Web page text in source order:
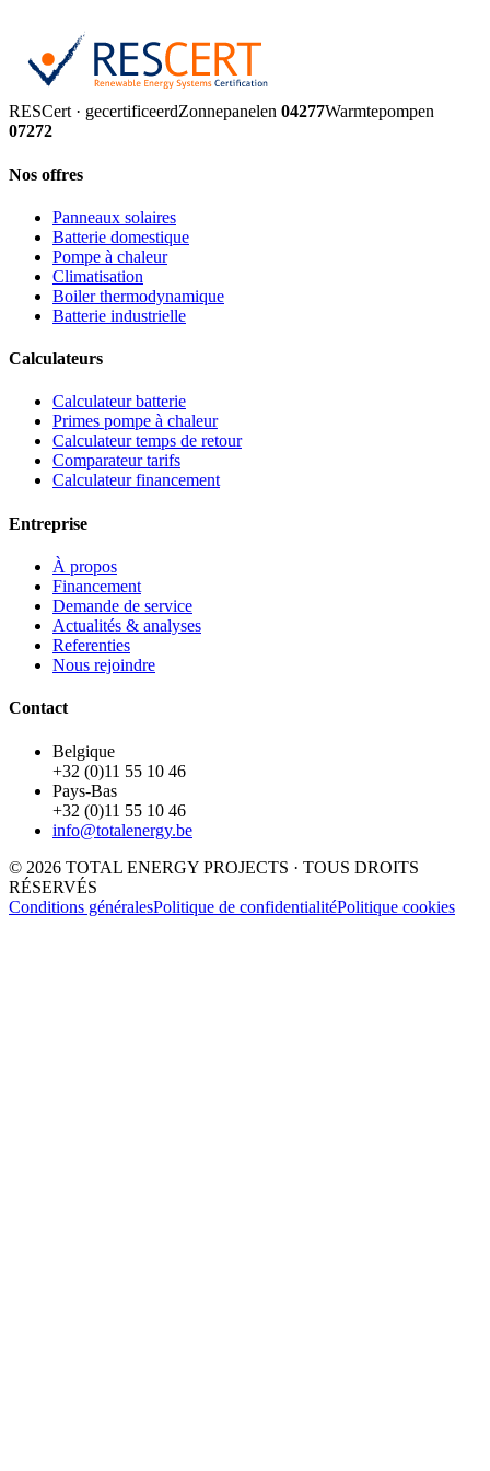
RESCert · gecertificeerdZonnepanelen 04277Warmtepompen
07272
Nos offres
Panneaux solaires
Batterie domestique
Pompe à chaleur
Climatisation
Boiler thermodynamique
Batterie industrielle
Calculateurs
Calculateur batterie
Primes pompe à chaleur
Calculateur temps de retour
Comparateur tarifs
Calculateur financement
Entreprise
À propos
Financement
Demande de service
Actualités & analyses
Referenties
Nous rejoindre
Contact
Belgique
+32 (0)11 55 10 46
Pays-Bas
+32 (0)11 55 10 46
info@totalenergy.be
© 2026 TOTAL ENERGY PROJECTS · TOUS DROITS
RÉSERVÉS
Conditions généralesPolitique de confidentialitéPolitique cookies